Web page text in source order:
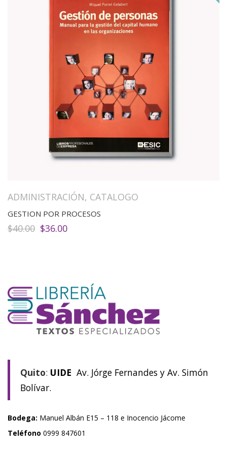
ADMINISTRACIÓN, CATALOGO
GESTION POR PROCESOS
$40.00 El
$36.00El
Quito: UIDE Av. Jórge Fernandes y Av. Simón
Bolívar.
Bodega: Manuel Albán E15 – 118 e Inocencio Jácome
Teléfono 0999 847601